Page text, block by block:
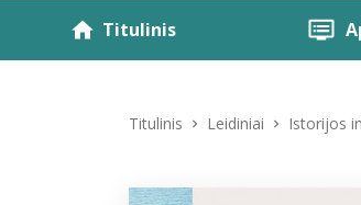
Titulinis
Titulinis Leidiniai Istorijos